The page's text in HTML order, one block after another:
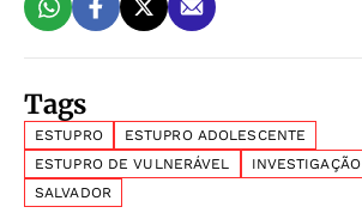
Tags
ESTUPRO
ESTUPRO ADOLESCENTE
ESTUPRO DE VULNERÁVEL
INVESTIGAÇÃO
SALVADOR